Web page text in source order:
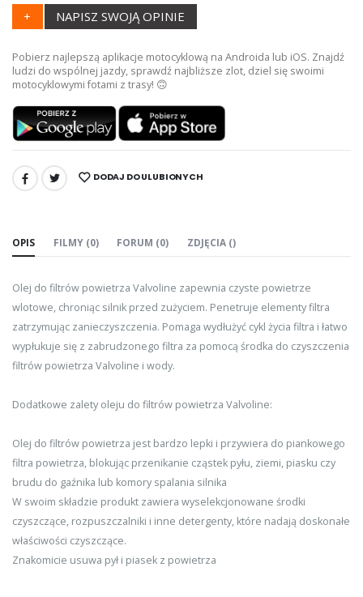
+ NAPISZ SWOJĄ OPINIE
Pobierz najlepszą aplikacje motocyklową na Androida lub iOS. Znajdź
ludzi do wspólnej jazdy, sprawdź najbliższe zlot, dziel się swoimi
motocyklowymi fotami z trasy! 🙃
UDOSTĘPNIJ: DODAJ DO ULUBIONYCH
OPIS FILMY (0) FORUM (0) ZDJĘCIA ()
Olej do filtrów powietrza Valvoline zapewnia czyste powietrze
wlotowe, chroniąc silnik przed zużyciem. Penetruje elementy filtra
zatrzymując zanieczyszczenia. Pomaga wydłużyć cykl życia filtra i łatwo
wypłukuje się z zabrudzonego filtra za pomocą środka do czyszczenia
filtrów powietrza Valvoline i wody.
Dodatkowe zalety oleju do filtrów powietrza Valvoline:
Olej do filtrów powietrza jest bardzo lepki i przywiera do piankowego
filtra powietrza, blokując przenikanie cząstek pyłu, ziemi, piasku czy
brudu do gaźnika lub komory spalania silnika
W swoim składzie produkt zawiera wyselekcjonowane środki
czyszczące, rozpuszczalniki i inne detergenty, które nadają doskonałe
właściwości czyszczące.
Znakomicie usuwa pył i piasek z powietrza